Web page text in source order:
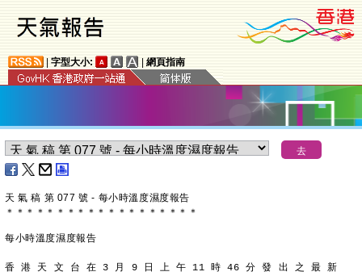
字型大小: 網頁指南
天 氣 稿 第 077 號 - 每小時溫度濕度報告
＊ ＊ ＊ ＊ ＊ ＊ ＊ ＊ ＊ ＊ ＊ ＊ ＊ ＊ ＊ ＊ ＊ ＊ ＊
每小時溫度濕度報告
香 港 天 文 台 在 3 月 9 日 上 午 11 時 46 分 發 出 之 最 新